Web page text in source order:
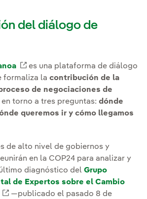
del diálogo de
Enlace externo, se abre en
es una plataforma de diálogo
formaliza la contribución de la
de negociaciones de
en torno a tres preguntas: dónde
queremos ir y cómo llegamos
de alto nivel de gobiernos y
en la COP24 para analizar y
diagnóstico del Grupo
de Expertos sobre el Cambio
Enlace externo, se abre en
—publicado el pasado 8 de